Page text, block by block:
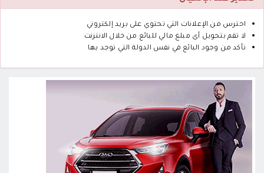
احترس من الإعلانات التي تحتوي على بريد إلكتروني
لا تقم بتحويل أى مبلغ مالي للبائع من خلال الانترنت
تأكد من وجود البائع في نفس الدولة التي توجد بها